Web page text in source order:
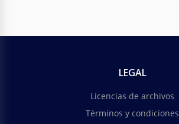
LEGAL
Licencias de archivos
Términos y condiciones